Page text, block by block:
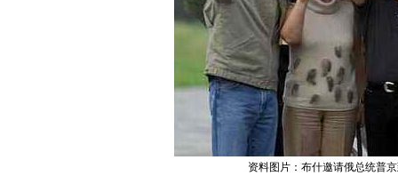
资料图片：布什邀请俄总统普